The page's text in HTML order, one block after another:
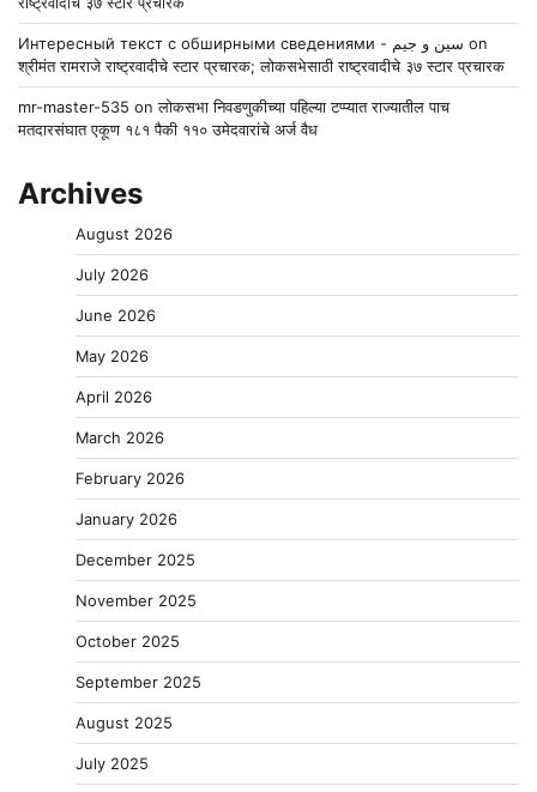
Интересный текст с обширными сведениями - سين و جيم on
श्रीमंत रामराजे राष्ट्रवादीचे स्टार प्रचारक; लोकसभेसाठी राष्ट्रवादीचे ३७ स्टार प्रचारक
mr-master-535 onलोकसभा निवडणुकीच्या पहिल्या टप्प्यात राज्यातील पाच
मतदारसंघात एकूण १८१ पैकी ११० उमेदवारांचे अर्ज वैध
Archives
August 2026
July 2026
June 2026
May 2026
April 2026
March 2026
February 2026
January 2026
December 2025
November 2025
October 2025
September 2025
August 2025
July 2025